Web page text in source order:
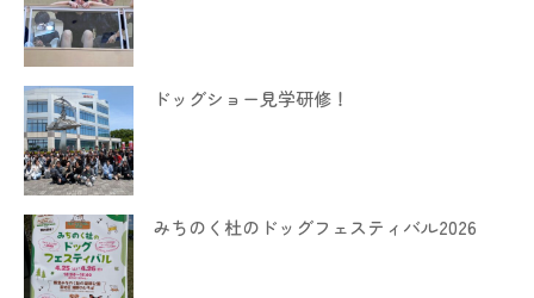
ドッグショー見学研修！
みちのく杜のドッグフェスティバル2026